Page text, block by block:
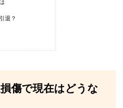
退？
傷で現在はどうな